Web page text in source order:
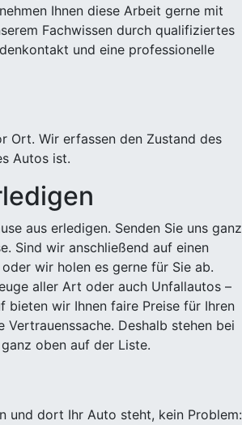
Ihnen diese Arbeit gerne mit
Fachwissen durch qualifiziertes
und eine professionelle
Ort. Wir erfassen den Zustand des
Autos ist.
aus erledigen. Senden Sie uns ganz
Sind wir anschließend auf einen
wir holen es gerne für Sie ab.
aller Art oder auch Unfallautos –
bieten wir Ihnen faire Preise für Ihren
Deshalb stehen bei
oben auf der Liste.
und dort Ihr Auto steht, kein Problem: